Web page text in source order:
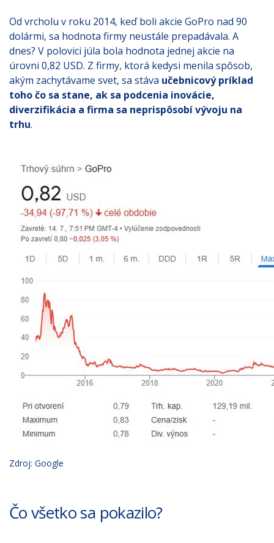
Od vrcholu v roku 2014, keď boli akcie GoPro nad 90
dolármi, sa hodnota firmy neustále prepadávala. A
dnes? V polovici júla bola hodnota jednej akcie na
úrovni 0,82 USD. Z firmy, ktorá kedysi menila spôsob,
akým zachytávame svet, sa stáva učebnicový príklad
toho čo sa stane, ak sa podcenia inovácie,
diverzifikácia a firma sa neprispôsobí vývoju na
trhu.
Zdroj: Google
Čo všetko sa pokazilo?